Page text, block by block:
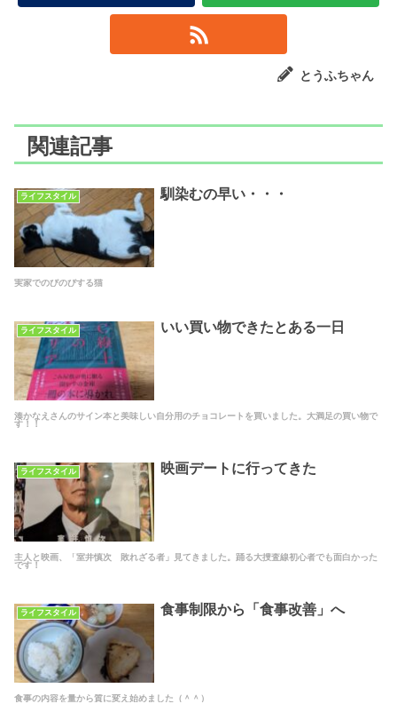
とうふちゃん
関連記事
ライフスタイル 馴染むの早い・・・
実家でのびのびする猫
ライフスタイル いい買い物できたとある一日
湊かなえさんのサイン本と美味しい自分用のチョコレートを買いました。大満足の買い物で
す！！
ライフスタイル 映画デートに行ってきた
主人と映画、「室井慎次 敗れざる者」見てきました。踊る大捜査線初心者でも面白かった
です！
ライフスタイル 食事制限から「食事改善」へ
食事の内容を量から質に変え始めました（＾＾）